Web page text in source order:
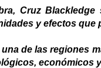
Cruz
y efectos
de las regiones
económicos